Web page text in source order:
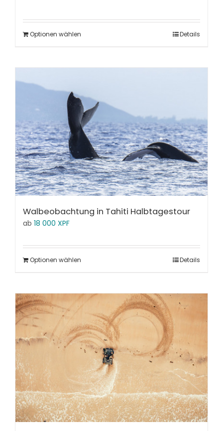
Optionen wählen Details
Walbeobachtung in Tahiti Halbtagestour
ab 18 000 XPF
Optionen wählen Details